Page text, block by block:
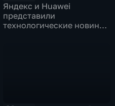
Яндекс и Huawei
представили
технологические новинки